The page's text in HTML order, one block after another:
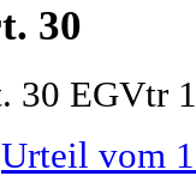
30
30 EGVtr
Urteil vom